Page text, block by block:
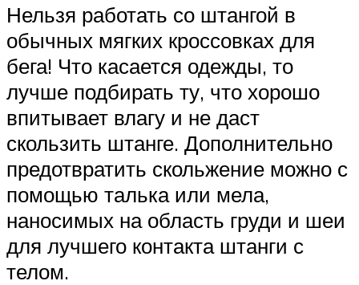
Нельзя работать со штангой в
обычных мягких кроссовках для
бега! Что касается одежды, то
лучше подбирать ту, что хорошо
впитывает влагу и не даст
скользить штанге. Дополнительно
предотвратить скольжение можно с
помощью талька или мела,
наносимых на область груди и шеи
для лучшего контакта штанги с
телом.